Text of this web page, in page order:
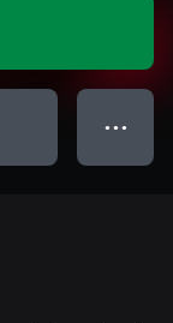
● ● ●